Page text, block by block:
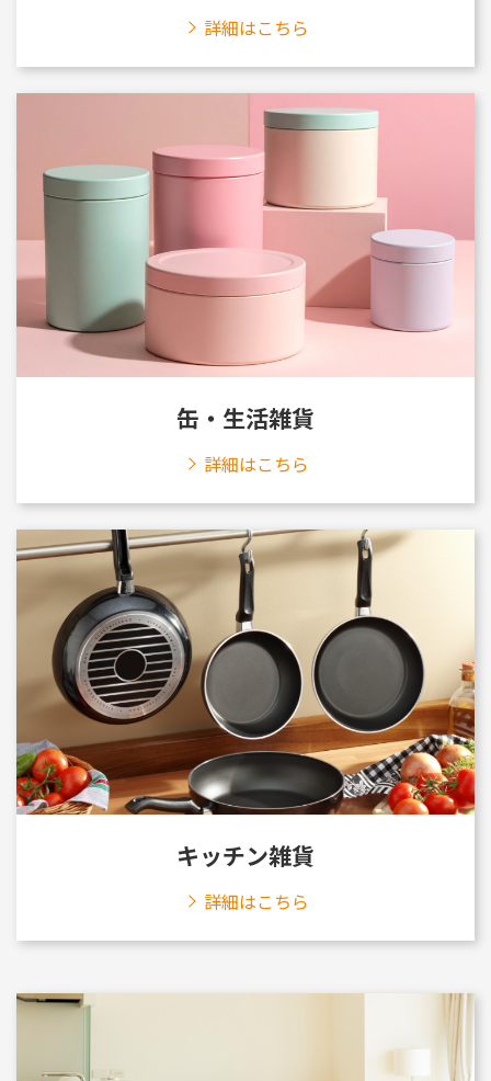
詳細はこちら
缶・生活雑貨
詳細はこちら
キッチン雑貨
詳細はこちら